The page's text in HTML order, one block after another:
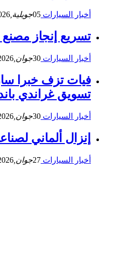
أخبار السيارات 05جويلية,
تسريع إنجاز مصنع
أخبار السيارات 30جوان,
فيات تزف خبرا
تسويق غراندي
أخبار السيارات 30جوان,
إنزال ألماني
أخبار السيارات 27جوان,